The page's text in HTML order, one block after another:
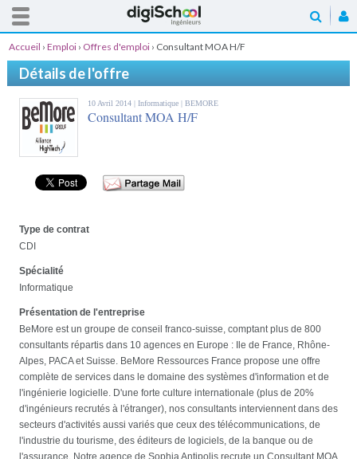
Accueil › Emploi › Offres d'emploi › Consultant MOA H/F
Détails de l'offre
10 Avril 2014 | Informatique | BEMORE
Consultant MOA H/F
Type de contrat
CDI
Spécialité
Informatique
Présentation de l'entreprise
BeMore est un groupe de conseil franco-suisse, comptant plus de 800
consultants répartis dans 10 agences en Europe : Ile de France, Rhône-
Alpes, PACA et Suisse. BeMore Ressources France propose une offre
complète de services dans le domaine des systèmes d'information et de
l'ingénierie logicielle. D'une forte culture internationale (plus de 20%
d'ingénieurs recrutés à l'étranger), nos consultants interviennent dans des
secteurs d'activités aussi variés que ceux des télécommunications, de
l'industrie du tourisme, des éditeurs de logiciels, de la banque ou de
l'assurance. Notre agence de Sophia Antipolis recrute un Consultant MOA